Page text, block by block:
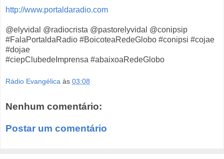
http://www.portaldaradio.com
@elyvidal @radiocrista @pastorelyvidal @conipsip
#FalaPortaldaRadio #BoicoteaRedeGlobo #conipsi #cojae
#dojae
#ciepClubedeImprensa #abaixoaRedeGlobo
Rádio Evangélica às 03:08
Nenhum comentário:
Postar um comentário